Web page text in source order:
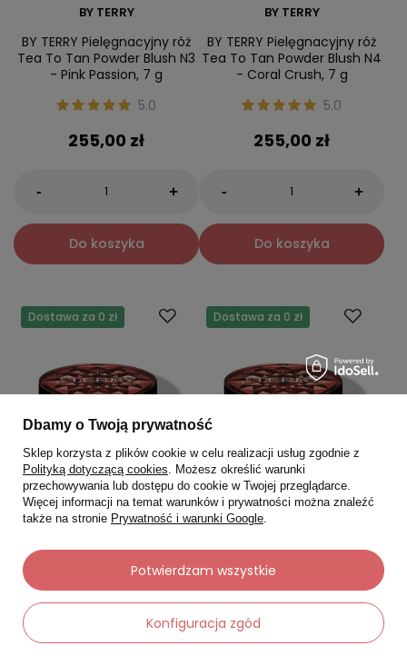
BY TERRY
BY TERRY Pielęgnacyjny róż
Tea To Tan Powder Blush N3
- Pink Passion, 7 g
5.0
255,00 zł
- +
Do koszyka
BY TERRY
BY TERRY Pielęgnacyjny róż
Tea To Tan Powder Blush N4
- Coral Crush, 7 g
5.0
255,00 zł
- +
Do koszyka
Dostawa za 0 zł
BY TERRY
BY TERRY Pielęgnacyjny róż
Tea To Tan Powder Blush N1 -
5.0
Dostawa za 0 zł
BY TERRY
BY TERRY Pielęgnacyjny róż
Tea To Tan Powder Blush N2
5.0
Dbamy o Twoją prywatność
Sklep korzysta z plików cookie w celu realizacji usług zgodnie z
Polityką dotyczącą cookies. Możesz określić warunki
przechowywania lub dostępu do cookie w Twojej przeglądarce.
Więcej informacji na temat warunków i prywatności można znaleźć
także na stronie Prywatność i warunki Google.
Konfiguracja zgód
Potwierdzam wszystkie